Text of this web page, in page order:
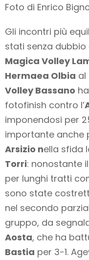
Foto di Enrico
Gli incontri più
stati senza dubbio
Magica Volley
Hermaea Olbia al
Volley Bassano
fotofinish contro l’
imponendosi per
importante anche
Arsizio nella sfida
Torri: nonostante
per lunghi tratti
sono state
nel secondo
gruppo, da
Aosta, che ha
Bastia per 3-1.